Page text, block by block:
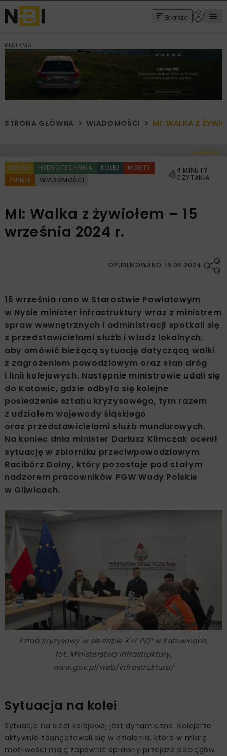
Branże
REKLAMA
STRONA GŁÓWNA WIADOMOŚCI MI: WALKA Z
< Cofnij
DROGI HYDROTECHNIKA KOLEJ
MOSTY
TUNELE
WIADOMOŚCI
4 MINUTY
CZYTANIA
MI: Walka z żywiołem – 15
września 2024 r.
OPUBLIKOWANO: 16.09.2024
15 września rano w Starostwie Powiatowym
w Nysie minister infrastruktury wraz z ministrem
spraw wewnętrznych i administracji spotkali się
z przedstawicielami służb i władz lokalnych,
aby omówić bieżącą sytuację dotyczącą walki
z zagrożeniem powodziowym oraz stan dróg
i linii kolejowych. Następnie ministrowie udali się
do Katowic, gdzie odbyło się kolejne
posiedzenie sztabu kryzysowego, tym razem
z udziałem wojewody śląskiego
oraz przedstawicielami służb mundurowych.
Na koniec dnia minister Dariusz Klimczak ocenił
sytuację w zbiorniku przeciwpowodziowym
Racibórz Dolny, który pozostaje pod stałym
nadzorem pracowników PGW Wody Polskie
w Gliwicach.
Sztab kryzysowy w siedzibie KW PSP w Katowicach,
fot. Ministerstwo Infrastruktury,
www.gov.pl/web/infrastruktura/
Sytuacja na kolei
Sytuacja na sieci kolejowej jest dynamiczna. Kolejarze
aktywnie zaangażowali się w działania, które w miarę
możliwości mają zapewnić sprawny przejazd pociągów.